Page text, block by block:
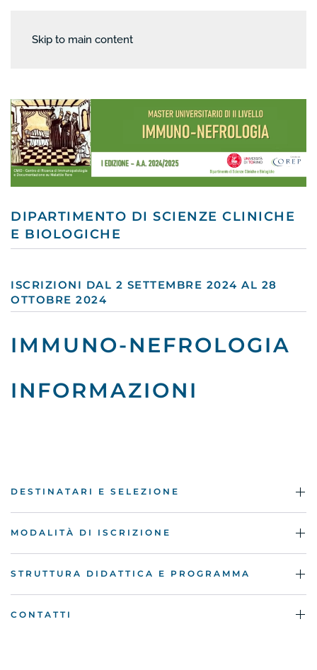
Skip to main content
DIPARTIMENTO DI SCIENZE CLINICHE
E BIOLOGICHE
ISCRIZIONI DAL 2 SETTEMBRE 2024 AL 28
OTTOBRE 2024
IMMUNO-NEFROLOGIA
INFORMAZIONI
DESTINATARI E SELEZIONE
MODALITÀ DI ISCRIZIONE
STRUTTURA DIDATTICA E PROGRAMMA
CONTATTI